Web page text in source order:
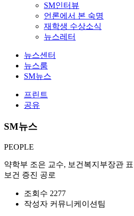
SM인터뷰
언론에서 본 숙명
재학생 수상소식
뉴스레터
뉴스센터
뉴스룸
SM뉴스
프린트
공유
SM뉴스
PEOPLE
약학부 조은 교수, 보건복지부장관
보건 증진 공로
조회수 2277
작성자 커뮤니케이션팀